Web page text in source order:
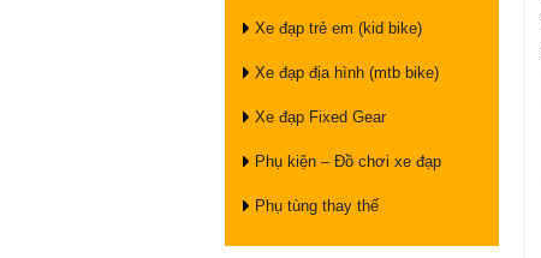
Xe đạp trẻ em (kid bike)
Xe đạp địa hình (mtb bike)
Xe đạp Fixed Gear
Phụ kiện – Đồ chơi xe đạp
Phụ tùng thay thế